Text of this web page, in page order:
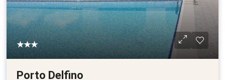
★★★
Porto Delfino